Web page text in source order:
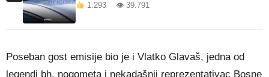
1.293 👁 39.791
Poseban gost emisije bio je i Vlatko Glavaš, jedna od
legendi bh. nogometa i nekadašnji reprezentativac Bosne